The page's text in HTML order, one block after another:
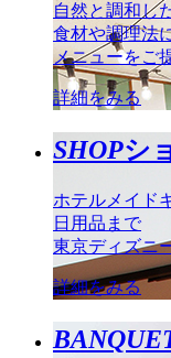
自然と調和し
食材や調理法
メニューをご
詳細をみる
SHOPシ
ホテルメイド
日用品まで
東京ディズニ
詳細をみる